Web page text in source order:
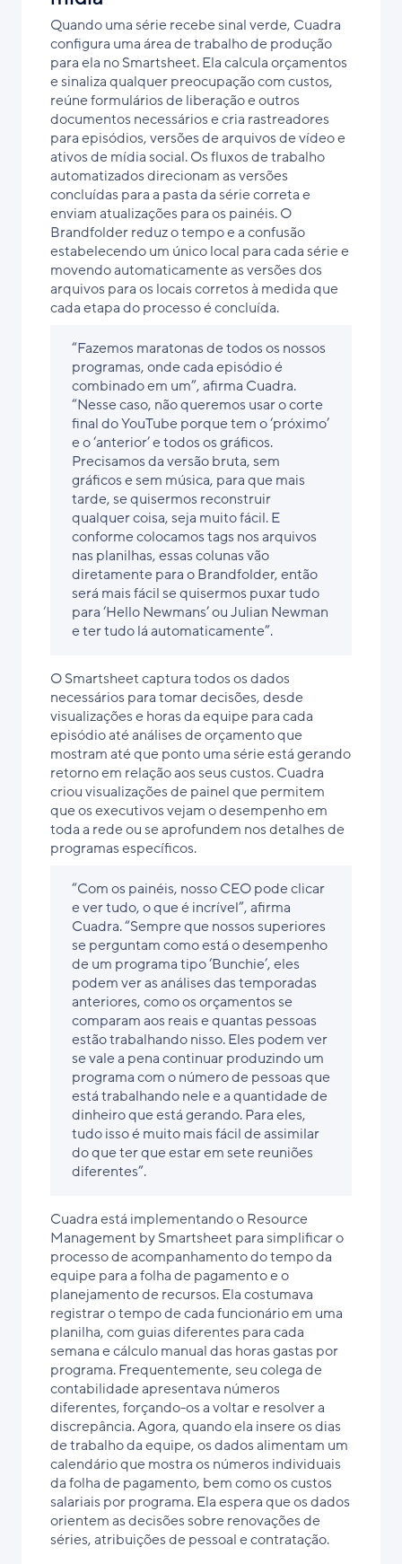
Quando uma série recebe sinal verde, Cuadra
configura uma área de trabalho de produção
para ela no Smartsheet. Ela calcula orçamentos
e sinaliza qualquer preocupação com custos,
reúne formulários de liberação e outros
documentos necessários e cria rastreadores
para episódios, versões de arquivos de vídeo e
ativos de mídia social. Os fluxos de trabalho
automatizados direcionam as versões
concluídas para a pasta da série correta e
enviam atualizações para os painéis. O
Brandfolder reduz o tempo e a confusão
estabelecendo um único local para cada série e
movendo automaticamente as versões dos
arquivos para os locais corretos à medida que
cada etapa do processo é concluída.
“Fazemos maratonas de todos os nossos
programas, onde cada episódio é
combinado em um”, afirma Cuadra.
“Nesse caso, não queremos usar o corte
final do YouTube porque tem o ‘próximo’
e o ‘anterior’ e todos os gráficos.
Precisamos da versão bruta, sem
gráficos e sem música, para que mais
tarde, se quisermos reconstruir
qualquer coisa, seja muito fácil. E
conforme colocamos tags nos arquivos
nas planilhas, essas colunas vão
diretamente para o Brandfolder, então
será mais fácil se quisermos puxar tudo
para ‘Hello Newmans’ ou Julian Newman
e ter tudo lá automaticamente”.
O Smartsheet captura todos os dados
necessários para tomar decisões, desde
visualizações e horas da equipe para cada
episódio até análises de orçamento que
mostram até que ponto uma série está gerando
retorno em relação aos seus custos. Cuadra
criou visualizações de painel que permitem
que os executivos vejam o desempenho em
toda a rede ou se aprofundem nos detalhes de
programas específicos.
“Com os painéis, nosso CEO pode clicar
e ver tudo, o que é incrível”, afirma
Cuadra. “Sempre que nossos superiores
se perguntam como está o desempenho
de um programa tipo ‘Bunchie’, eles
podem ver as análises das temporadas
anteriores, como os orçamentos se
comparam aos reais e quantas pessoas
estão trabalhando nisso. Eles podem ver
se vale a pena continuar produzindo um
programa com o número de pessoas que
está trabalhando nele e a quantidade de
dinheiro que está gerando. Para eles,
tudo isso é muito mais fácil de assimilar
do que ter que estar em sete reuniões
diferentes”.
Cuadra está implementando o Resource
Management by Smartsheet para simplificar o
processo de acompanhamento do tempo da
equipe para a folha de pagamento e o
planejamento de recursos. Ela costumava
registrar o tempo de cada funcionário em uma
planilha, com guias diferentes para cada
semana e cálculo manual das horas gastas por
programa. Frequentemente, seu colega de
contabilidade apresentava números
diferentes, forçando-os a voltar e resolver a
discrepância. Agora, quando ela insere os dias
de trabalho da equipe, os dados alimentam um
calendário que mostra os números individuais
da folha de pagamento, bem como os custos
salariais por programa. Ela espera que os dados
orientem as decisões sobre renovações de
séries, atribuições de pessoal e contratação.